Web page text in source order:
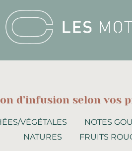
d’infusion selon vos
VÉGÉTALES NOTES
NATURES
FRUITS